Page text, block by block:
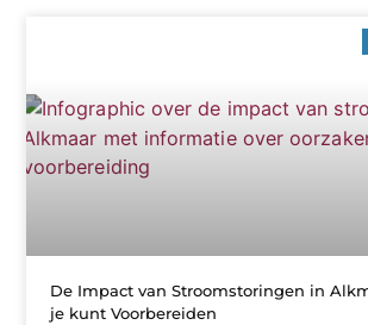
De Impact van Stroomstoringen in
je kunt Voorbereiden